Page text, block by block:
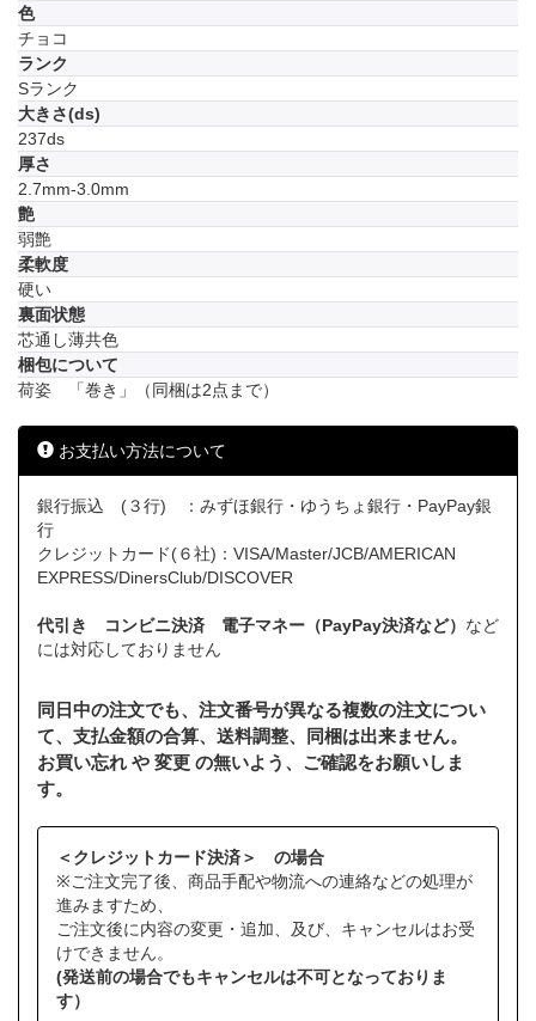
色
チョコ
ランク
Sランク
大きさ(ds)
237ds
厚さ
2.7mm-3.0mm
艶
弱艶
柔軟度
硬い
裏面状態
芯通し薄共色
梱包について
荷姿 「巻き」（同梱は2点まで）
お支払い方法について
銀行振込 (３行) ：みずほ銀行・ゆうちょ銀行・PayPay銀
行
クレジットカード(６社)：VISA/Master/JCB/AMERICAN
EXPRESS/DinersClub/DISCOVER
代引き コンビニ決済 電子マネー（PayPay決済など） など
には対応しておりません
同日中の注文でも、注文番号が異なる複数の注文につい
て、支払金額の合算、送料調整、同梱は出来ません。
お買い忘れ や 変更 の無いよう、ご確認をお願いしま
す。
＜クレジットカード決済＞ の場合
※ご注文完了後、商品手配や物流への連絡などの処理が
進みますため、
ご注文後に内容の変更・追加、及び、キャンセルはお受
けできません。
(発送前の場合でもキャンセルは不可となっておりま
す）